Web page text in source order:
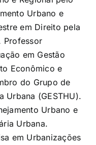
Urbano e
em Direito pela
Professor
em Gestão
Econômico e
do Grupo de
Urbana (GESTHU).
Urbano e
Urbana.
em Urbanizações